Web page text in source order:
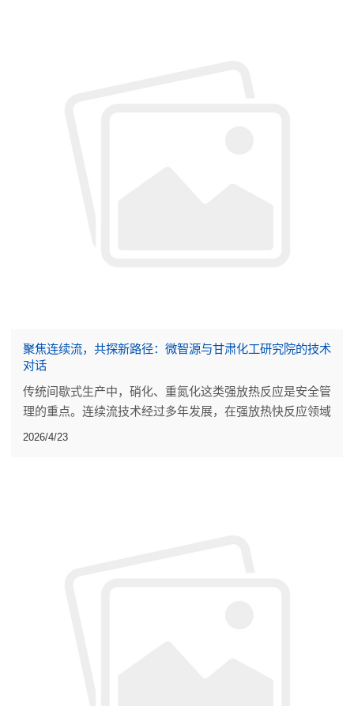
聚焦连续流，共探新路径：微智源与甘肃化工研究院的技术
对话
传统间歇式生产中，硝化、重氮化这类强放热反应是安全管
理的重点。连续流技术经过多年发展，在强放热快反应领域
已有一些工业规模应用。
2026/4/23